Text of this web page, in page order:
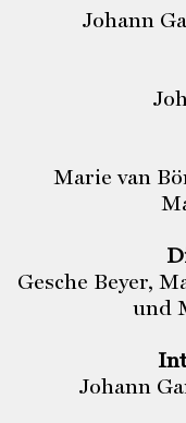
Johann
Marie van
Gesche Beyer,
und
Johann